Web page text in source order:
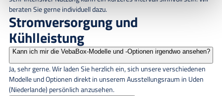
beraten Sie gerne individuell dazu.
Stromversorgung und
Kühlleistung
Kann ich mir die VebaBox-Modelle und -Optionen irgendwo ansehen?
Ja, sehr gerne. Wir laden Sie herzlich ein, sich unsere verschiedenen
Modelle und Optionen direkt in unserem Ausstellungsraum in Uden
(Niederlande) persönlich anzusehen.